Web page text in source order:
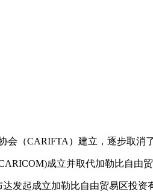
会（CARIFTA）建立，逐步取消
成立并取代加勒比自由
达发起成立加勒比自由贸易区投